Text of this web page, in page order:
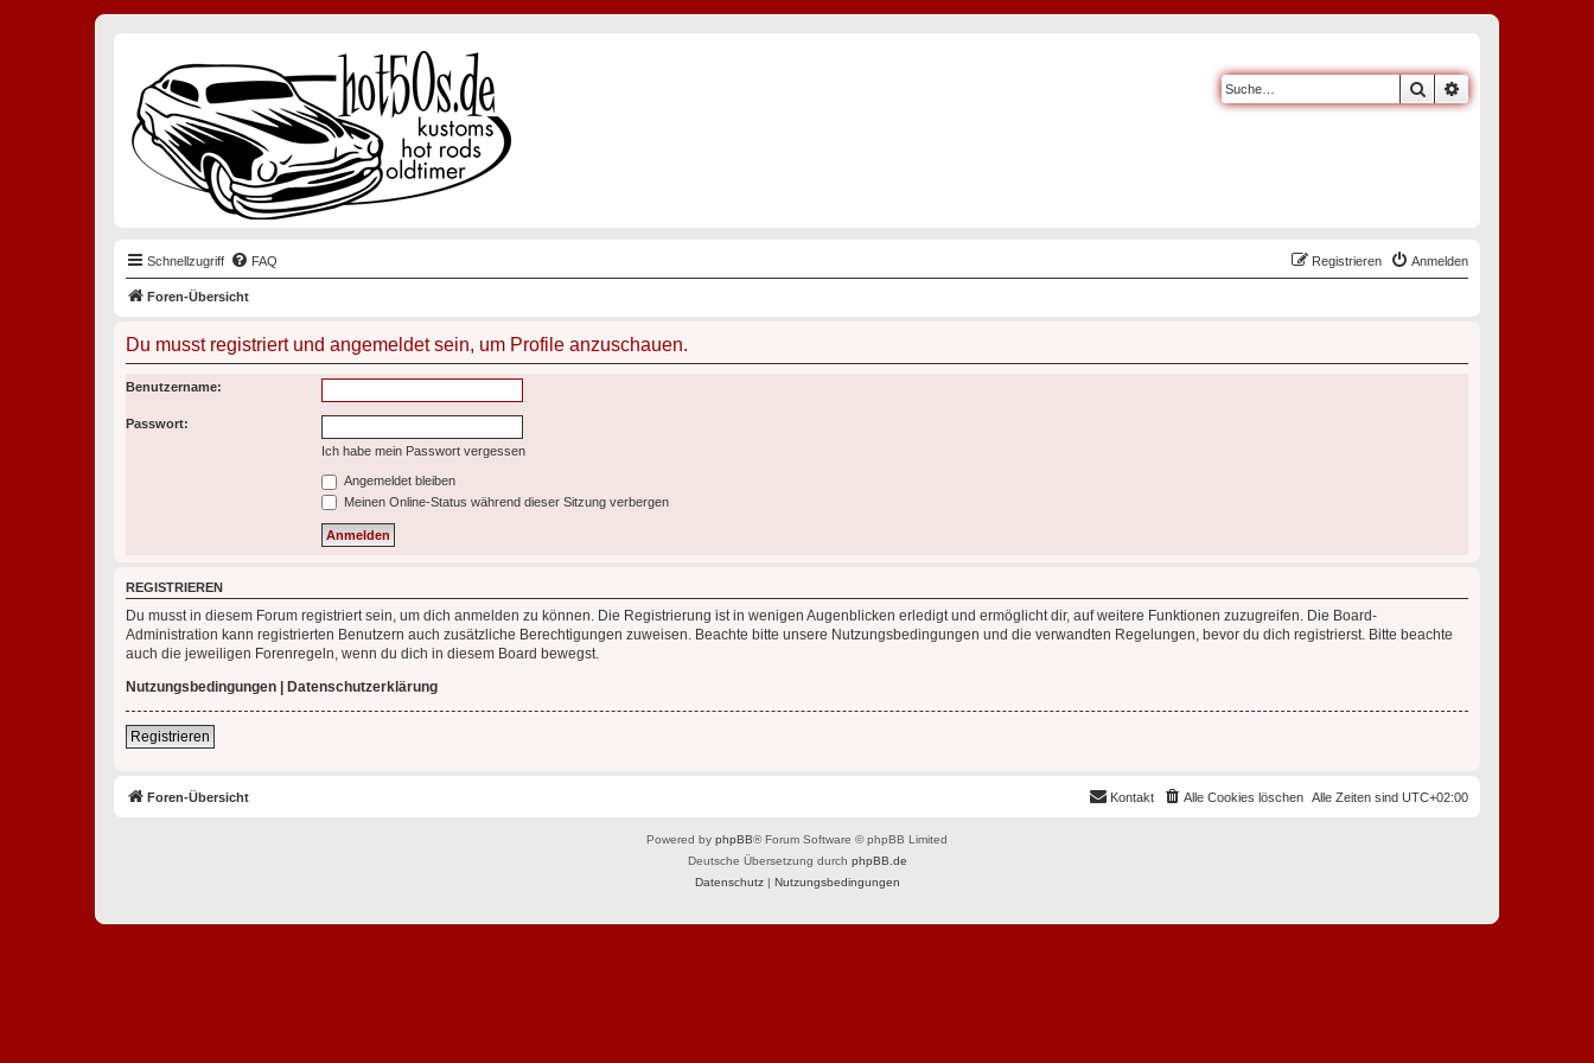
Suche
Schnellzugriff FAQ Anmelden
Registrieren
Foren-Übersicht
Du musst registriert und angemeldet sein, um Profile anzuschauen.
Benutzername:
Passwort:
Ich habe mein Passwort vergessen
Angemeldet bleiben
Meinen Online-Status während dieser Sitzung verbergen
REGISTRIEREN
Du musst in diesem Forum registriert sein, um dich anmelden zu können. Die Registrierung ist in wenigen Augenblicken erledigt und ermöglicht dir, auf weitere Funktionen zuzugreifen. Die Board-
Administration kann registrierten Benutzern auch zusätzliche Berechtigungen zuweisen. Beachte bitte unsere Nutzungsbedingungen und die verwandten Regelungen, bevor du dich registrierst. Bitte beachte
auch die jeweiligen Forenregeln, wenn du dich in diesem Board bewegst.
Nutzungsbedingungen | Datenschutzerklärung
Registrieren
Foren-Übersicht Alle Zeiten sind UTC+02:00
Alle Cookies löschen
Kontakt
Powered by phpBB® Forum Software © phpBB Limited
Deutsche Übersetzung durch phpBB.de
Datenschutz| Nutzungsbedingungen